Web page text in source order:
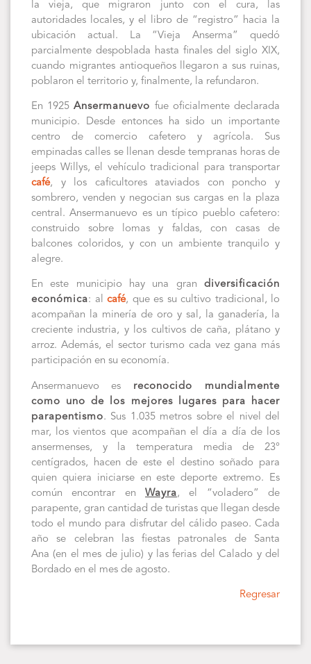
la vieja, que migraron junto con el cura, las
autoridades locales, y el libro de “registro” hacia la
ubicación actual. La “Vieja Anserma” quedó
parcialmente despoblada hasta finales del siglo XIX,
cuando migrantes antioqueños llegaron a sus ruinas,
poblaron el territorio y, finalmente, la refundaron.
En 1925 Ansermanuevo fue oficialmente declarada
municipio. Desde entonces ha sido un importante
centro de comercio cafetero y agrícola. Sus
empinadas calles se llenan desde tempranas horas de
jeeps Willys, el vehículo tradicional para transportar
café, y los caficultores ataviados con poncho y
sombrero, venden y negocian sus cargas en la plaza
central. Ansermanuevo es un típico pueblo cafetero:
construido sobre lomas y faldas, con casas de
balcones coloridos, y con un ambiente tranquilo y
alegre.
En este municipio hay una gran diversificación
económica: al café, que es su cultivo tradicional, lo
acompañan la minería de oro y sal, la ganadería, la
creciente industria, y los cultivos de caña, plátano y
arroz. Además, el sector turismo cada vez gana más
participación en su economía.
Ansermanuevo es reconocido mundialmente
como uno de los mejores lugares para hacer
parapentismo. Sus 1.035 metros sobre el nivel del
mar, los vientos que acompañan el día a día de los
ansermenses, y la temperatura media de 23°
centígrados, hacen de este el destino soñado para
quien quiera iniciarse en este deporte extremo. Es
común encontrar en Wayra, el “voladero” de
parapente, gran cantidad de turistas que llegan desde
todo el mundo para disfrutar del cálido paseo. Cada
año se celebran las fiestas patronales de Santa
Ana (en el mes de julio) y las ferias del Calado y del
Bordado en el mes de agosto.
Regresar